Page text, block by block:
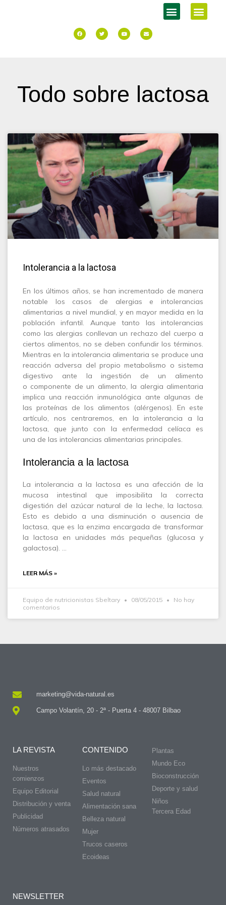
Todo sobre lactosa
Intolerancia a la lactosa
En los últimos años, se han incrementado de manera
notable los casos de alergias e intolerancias
alimentarias a nivel mundial, y en mayor medida en la
población infantil. Aunque tanto las intolerancias
como las alergias conllevan un rechazo del cuerpo a
ciertos alimentos, no se deben confundir los términos.
Mientras en la intolerancia alimentaria se produce una
reacción adversa del propio metabolismo o sistema
digestivo ante la ingestión de un alimento
o componente de un alimento, la alergia alimentaria
implica una reacción inmunológica ante algunas de
las proteínas de los alimentos (alérgenos). En este
artículo, nos centraremos, en la intolerancia a la
lactosa, que junto con la enfermedad celíaca es
una de las intolerancias alimentarias principales.
Intolerancia a la lactosa
La intolerancia a la lactosa es una afección de la
mucosa intestinal que imposibilita la correcta
digestión del azúcar natural de la leche, la lactosa.
Esto es debido a una disminución o ausencia de
lactasa, que es la enzima encargada de transformar
la lactosa en unidades más pequeñas (glucosa y
galactosa). …
LEER MÁS »
Equipo de nutricionistas Sbeltary 08/05/2015
No hay
comentarios
marketing@vida-natural.es
Campo Volantín, 20 - 2ª - Puerta 4 - 48007 Bilbao
LA REVISTA
Nuestros
comienzos
Equipo Editorial
Distribución y venta
Publicidad
Números atrasados
CONTENIDO
Lo más destacado
Eventos
Salud natural
Alimentación sana
Belleza natural
Mujer
Trucos caseros
Ecoideas
Plantas
Mundo Eco
Bioconstrucción
Deporte y salud
Niños
Tercera Edad
NEWSLETTER